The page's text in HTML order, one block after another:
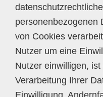
personenbezogenen
von Cookies
Nutzer um eine
Nutzer einwilligen,
Verarbeitung Ihrer
Einwilligung.